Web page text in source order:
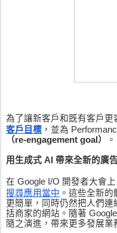
為了讓新客戶和既有客戶
客戶目標 ，並為
（re-engagement goal）
。
用生成式 AI 帶來全新的廣
在 Google I/O 開發者大會
搜尋應用當中 。這些全新
更簡單，同時仍然把人們
括商家的網站。隨著
隨之演進，帶來更多發展業